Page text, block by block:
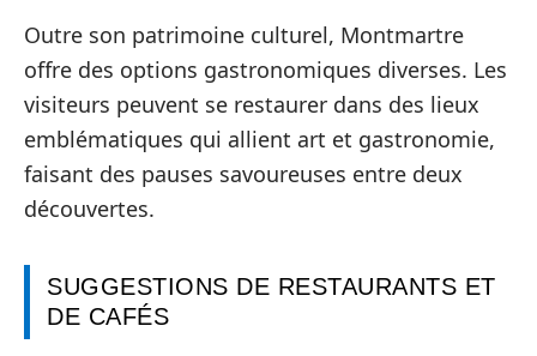
Outre son patrimoine culturel, Montmartre
offre des options gastronomiques diverses. Les
visiteurs peuvent se restaurer dans des lieux
emblématiques qui allient art et gastronomie,
faisant des pauses savoureuses entre deux
découvertes.
SUGGESTIONS DE RESTAURANTS ET
DE CAFÉS